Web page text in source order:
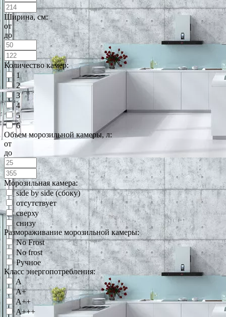
Ширина, см:
от
до
Количество камер:
1
2
3
4
5
6
Объем морозильной камеры, л:
от
до
Морозильная камера:
side by side (сбоку)
отсутствует
сверху
снизу
Размораживание морозильной камеры:
No Frost
No frost
Ручное
Класс энергопотребления:
A
A+
A++
A+++